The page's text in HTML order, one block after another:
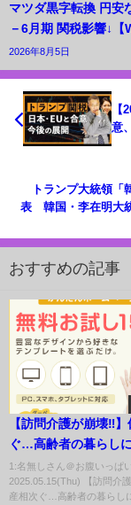
マツダ黒字転換 円安
－6月期 関税影響↓【
2026年8月5日
【
意
トランプ大統領「
表 韓国・李在明大
おすすめの記事
【訪問介護が崩壊‼️
ぐ…高齢者の暮らし
国の対応は…
1:名無しさん＠お腹いっぱ
2025.05.15(Thu) 【訪問介
産相次ぐ…高齢者の暮らし